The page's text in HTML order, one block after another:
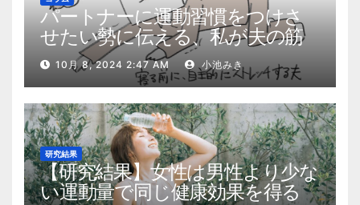
パートナーに運動習慣をつけさ
せたい勢に伝える、私が夫の筋
肉量を2kg増やした5ステップ
10月 8, 2024 2:47 AM 小池みき
研究結果
【研究結果】女性は男性より少な
い運動量で同じ健康効果を得る